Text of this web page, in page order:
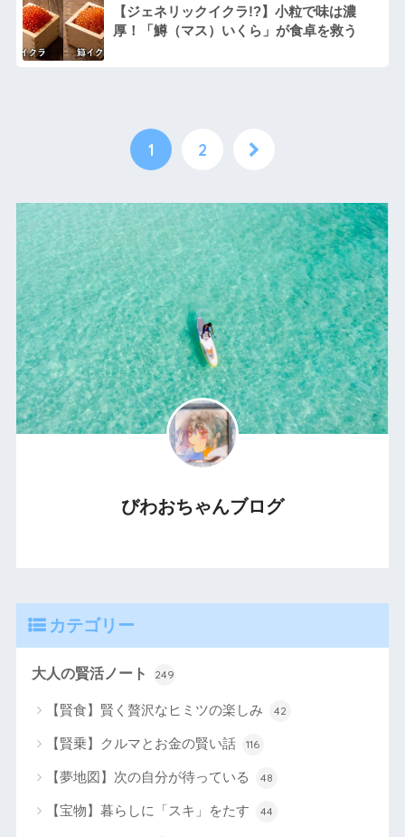
【ジェネリックイクラ!?】小粒で味は濃
厚！「鱒（マス）いくら」が食卓を救う
1 2
びわおちゃんブログ
カテゴリー
大人の賢活ノート 249
【賢食】賢く贅沢なヒミツの楽しみ 42
【賢乗】クルマとお金の賢い話 116
【夢地図】次の自分が待っている 48
【宝物】暮らしに「スキ」をたす 44